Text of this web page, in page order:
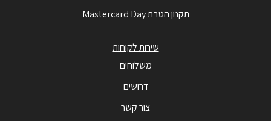
תקנון הטבת Mastercard Day
שירות לקוחות
משלוחים
דרושים
צור קשר